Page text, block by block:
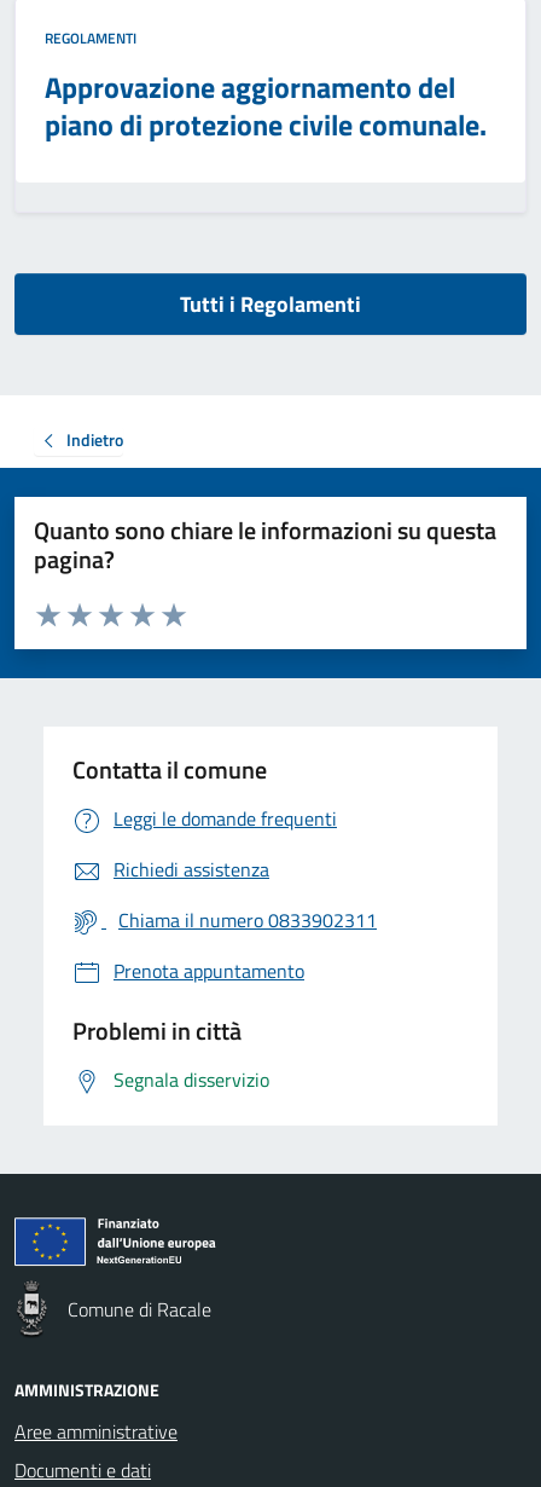
REGOLAMENTI
Approvazione aggiornamento del
piano di protezione civile comunale.
Tutti i Regolamenti
Indietro
Quanto sono chiare le informazioni su questa
pagina?
Valuta da 1 a 5 stelle la pagina
Valuta 5 stelle su 5
Valuta 4 stelle su 5
Valuta 3 stelle su 5
Valuta 2 stelle su 5
Valuta 1 stelle su 5
Contatta il comune
Leggi le domande frequenti
Richiedi assistenza
Chiama il numero 0833902311
Prenota appuntamento
Problemi in città
Segnala disservizio
Comune di Racale
AMMINISTRAZIONE
Aree amministrative
Documenti e dati